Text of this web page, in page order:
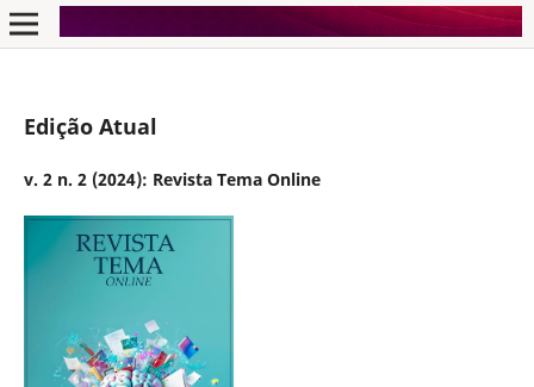
Edição Atual
v. 2 n. 2 (2024): Revista Tema Online